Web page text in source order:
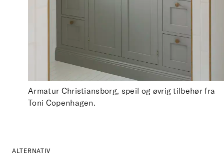
Armatur Christiansborg, speil og øvrig tilbehør fra
Toni Copenhagen.
ALTERNATIV